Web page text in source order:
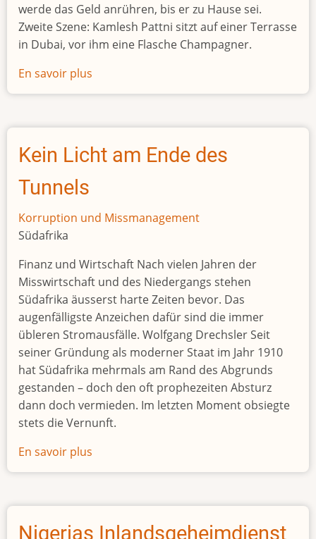
werde das Geld anrühren, bis er zu Hause sei.
Zweite Szene: Kamlesh Pattni sitzt auf einer Terrasse
in Dubai, vor ihm eine Flasche Champagner.
En savoir plus
Wie
100
Millionen
Dollar
Kein Licht am Ende des
Tunnels
Korruption und Missmanagement
Südafrika
Finanz und Wirtschaft Nach vielen Jahren der
Misswirtschaft und des Niedergangs stehen
Südafrika äusserst harte Zeiten bevor. Das
augenfälligste Anzeichen dafür sind die immer
übleren Stromausfälle. Wolfgang Drechsler Seit
seiner Gründung als moderner Staat im Jahr 1910
hat Südafrika mehrmals am Rand des Abgrunds
gestanden – doch den oft prophezeiten Absturz
dann doch vermieden. Im letzten Moment obsiegte
stets die Vernunft.
En savoir plus
Kein
am
Ende
Nigerias Inlandsgeheimdienst